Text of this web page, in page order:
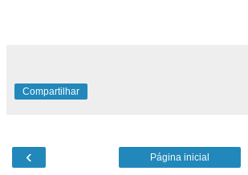
Compartilhar
‹ Página inicial